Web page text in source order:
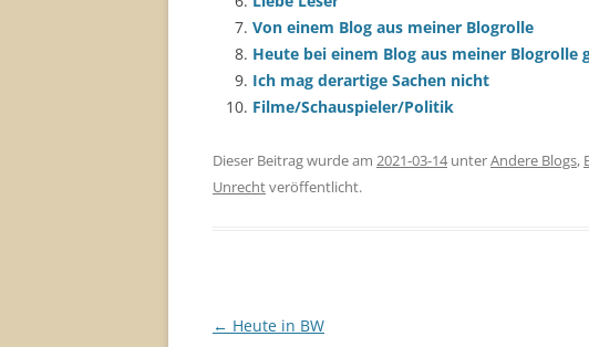
Von einem Blog aus meiner Blogrolle
Heute bei einem Blog aus meiner Blogrolle
Ich mag derartige Sachen nicht
Filme/Schauspieler/Politik
Dieser Beitrag wurde am 2021-03-14unterAndere Blogs,
Unrechtveröffentlicht.
Beitragsnavigation
← Heute in BW